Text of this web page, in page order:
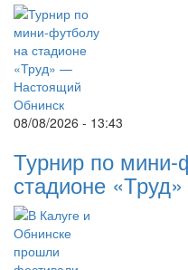
08/08/2026 - 13:43
Турнир по мини-
стадионе «Труд»